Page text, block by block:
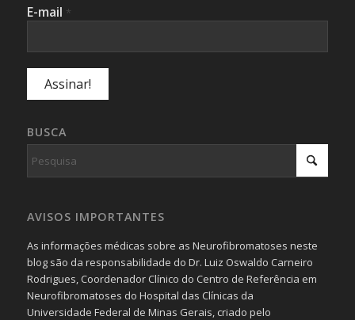
E-mail *
BUSCA
AVISOS IMPORTANTES
As informações médicas sobre as Neurofibromatoses neste
blog são da responsabilidade do Dr. Luiz Oswaldo Carneiro
Rodrigues, Coordenador Clínico do Centro de Referência em
Neurofibromatoses do Hospital das Clínicas da
Universidade Federal de Minas Gerais, criado pelo